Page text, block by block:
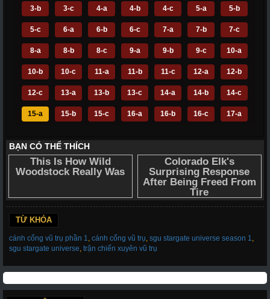
3-b 3-c 4-a 4-b 4-c 5-a 5-b
5-c 6-a 6-b 6-c 7-a 7-b 7-c
8-a 8-b 8-c 9-a 9-b 9-c 10-a
10-b 10-c 11-a 11-b 11-c 12-a 12-b
12-c 13-a 13-b 13-c 14-a 14-b 14-c
15-a 15-b 15-c 16-a 16-b 16-c 17-a
19-c 20-a - Tập Cuối 20-b 20-c
TỪ KHÓA
cánh cổng vũ trụ phần 1, cánh cổng vũ trụ, sgu stargate universe season 1,
sgu stargate universe, trận chiến xuyên vũ trụ